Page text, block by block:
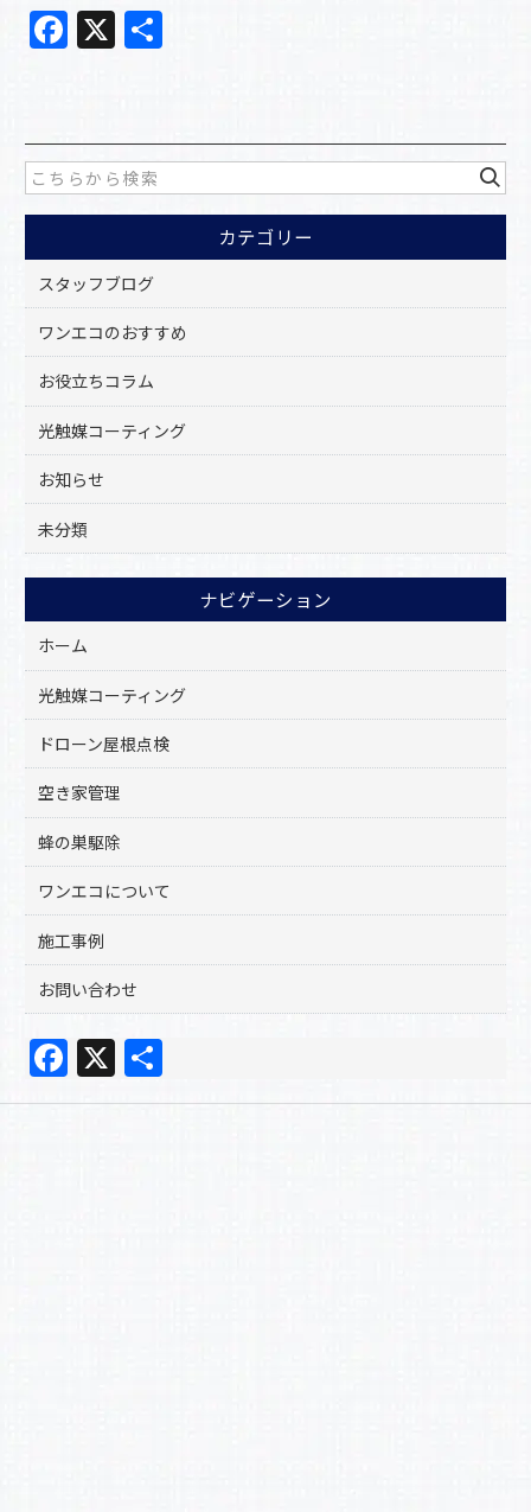
F
a
e
b
o
o
k
X
カテゴリー
スタッフブログ
ワンエコのおすすめ
お役立ちコラム
光触媒コーティング
お知らせ
未分類
ナビゲーション
ホーム
光触媒コーティング
ドローン屋根点検
空き家管理
蜂の巣駆除
ワンエコについて
施工事例
お問い合わせ
F
a
X
有